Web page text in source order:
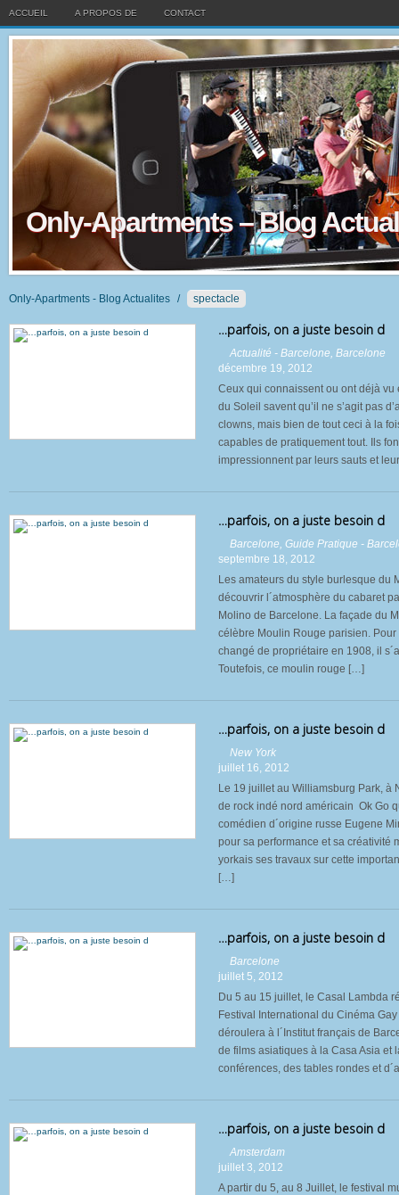
ACCUEIL A PROPOS DE CONTACT
Only-Apartments – Blog
Only-Apartments - Blog Actualites / spectacle
…parfois, on a juste besoin d
Actualité - Barcelone, Barcelone
décembre 19, 2012
Ceux qui connaissent ou ont déjà
du Soleil savent qu’il ne s’agit pas
clowns, mais bien de tout ceci à la
capables de pratiquement tout. Ils
impressionnent par leurs sauts et
…parfois, on a juste besoin d
Barcelone, Guide Pratique -
septembre 18, 2012
Les amateurs du style burlesque du
découvrir l´atmosphère du cabaret
Molino de Barcelone. La façade du
célèbre Moulin Rouge parisien.
changé de propriétaire en 1908, il
Toutefois, ce moulin rouge […]
…parfois, on a juste besoin d
New York
juillet 16, 2012
Le 19 juillet au Williamsburg Park, à
de rock indé nord américain Ok Go
comédien d´origine russe Eugene
pour sa performance et sa créativité
yorkais ses travaux sur cette
[…]
…parfois, on a juste besoin d
Barcelone
juillet 5, 2012
Du 5 au 15 juillet, le Casal Lambda
Festival International du Cinéma
déroulera à l´Institut français de
de films asiatiques à la Casa Asia et
conférences, des tables rondes et
…parfois, on a juste besoin d
Amsterdam
juillet 3, 2012
A partir du 5, au 8 Juillet, le festival